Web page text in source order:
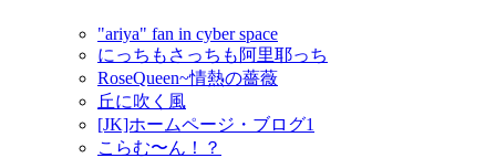
"ariya" fan in cyber space
にっちもさっちも阿里耶っち
RoseQueen~情熱の薔薇
丘に吹く風
[JK]ホームページ・ブログ1
こらむ〜ん！？